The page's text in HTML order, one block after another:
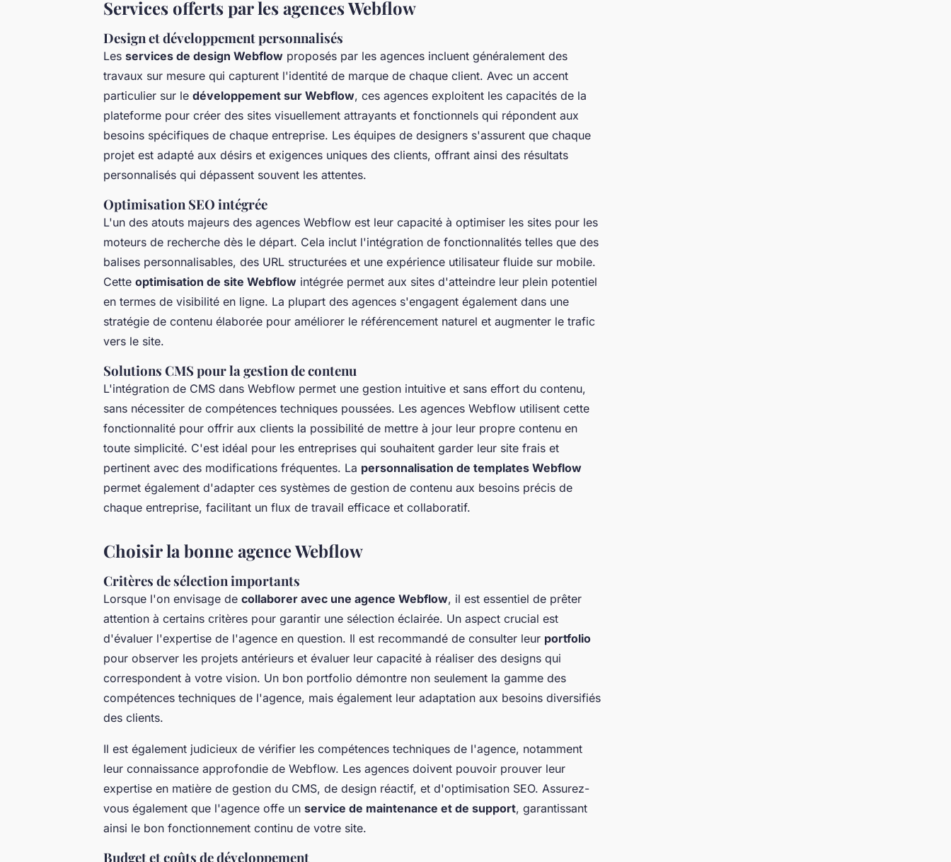
Services offerts par les agences Webflow
Design et développement personnalisés
Les services de design Webflow proposés par les agences incluent généralement des
travaux sur mesure qui capturent l'identité de marque de chaque client. Avec un accent
particulier sur le développement sur Webflow, ces agences exploitent les capacités de la
plateforme pour créer des sites visuellement attrayants et fonctionnels qui répondent aux
besoins spécifiques de chaque entreprise. Les équipes de designers s'assurent que chaque
projet est adapté aux désirs et exigences uniques des clients, offrant ainsi des résultats
personnalisés qui dépassent souvent les attentes.
Optimisation SEO intégrée
L'un des atouts majeurs des agences Webflow est leur capacité à optimiser les sites pour les
moteurs de recherche dès le départ. Cela inclut l'intégration de fonctionnalités telles que des
balises personnalisables, des URL structurées et une expérience utilisateur fluide sur mobile.
Cette optimisation de site Webflow intégrée permet aux sites d'atteindre leur plein potentiel
en termes de visibilité en ligne. La plupart des agences s'engagent également dans une
stratégie de contenu élaborée pour améliorer le référencement naturel et augmenter le trafic
vers le site.
Solutions CMS pour la gestion de contenu
L'intégration de CMS dans Webflow permet une gestion intuitive et sans effort du contenu,
sans nécessiter de compétences techniques poussées. Les agences Webflow utilisent cette
fonctionnalité pour offrir aux clients la possibilité de mettre à jour leur propre contenu en
toute simplicité. C'est idéal pour les entreprises qui souhaitent garder leur site frais et
pertinent avec des modifications fréquentes. La personnalisation de templates Webflow
permet également d'adapter ces systèmes de gestion de contenu aux besoins précis de
chaque entreprise, facilitant un flux de travail efficace et collaboratif.
Choisir la bonne agence Webflow
Critères de sélection importants
Lorsque l'on envisage de collaborer avec une agence Webflow, il est essentiel de prêter
attention à certains critères pour garantir une sélection éclairée. Un aspect crucial est
d'évaluer l'expertise de l'agence en question. Il est recommandé de consulter leur portfolio
pour observer les projets antérieurs et évaluer leur capacité à réaliser des designs qui
correspondent à votre vision. Un bon portfolio démontre non seulement la gamme des
compétences techniques de l'agence, mais également leur adaptation aux besoins diversifiés
des clients.
Il est également judicieux de vérifier les compétences techniques de l'agence, notamment
leur connaissance approfondie de Webflow. Les agences doivent pouvoir prouver leur
expertise en matière de gestion du CMS, de design réactif, et d'optimisation SEO. Assurez-
vous également que l'agence offe un service de maintenance et de support, garantissant
ainsi le bon fonctionnement continu de votre site.
Budget et coûts de développement